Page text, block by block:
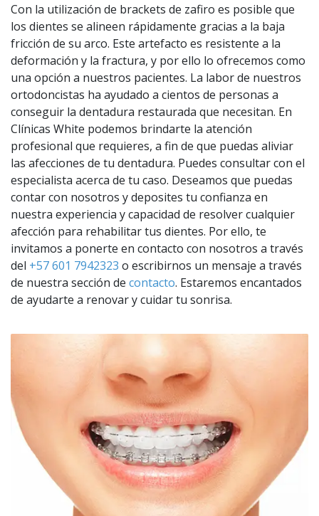
Con la utilización de brackets de zafiro es posible que
los dientes se alineen rápidamente gracias a la baja
fricción de su arco. Este artefacto es resistente a la
deformación y la fractura, y por ello lo ofrecemos como
una opción a nuestros pacientes. La labor de nuestros
ortodoncistas ha ayudado a cientos de personas a
conseguir la dentadura restaurada que necesitan. En
Clínicas White podemos brindarte la atención
profesional que requieres, a fin de que puedas aliviar
las afecciones de tu dentadura. Puedes consultar con el
especialista acerca de tu caso. Deseamos que puedas
contar con nosotros y deposites tu confianza en
nuestra experiencia y capacidad de resolver cualquier
afección para rehabilitar tus dientes. Por ello, te
invitamos a ponerte en contacto con nosotros a través
del +57 601 7942323 o escribirnos un mensaje a través
de nuestra sección de contacto. Estaremos encantados
de ayudarte a renovar y cuidar tu sonrisa.